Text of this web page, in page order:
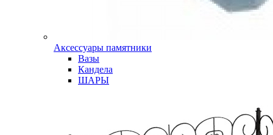
Аксессуары памятники
Вазы
Кандела
ШАРЫ